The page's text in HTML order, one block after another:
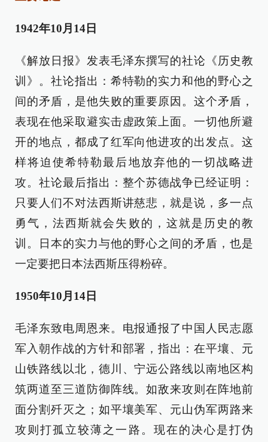
1942年10月14日
《解放日报》发表毛泽东撰写的社论《历史教
训》。社论指出：希特勒的实力和他的野心之
间的矛盾，是他失败的重要原因。这个矛盾，
表现在他采取避实击虚政策上面。一切他所避
开的地点，都成了红军向他进攻的出发点。这
样将迫使希特勒最后地放弃他的一切战略进
攻。社论最后指出：整个苏德战争已经证明：
只要人们不对法西斯讲慈悲，就是说，多一点
勇气，法西斯就会失败的，这就是历史的教
训。日本的实力与他的野心之间的矛盾，也是
一定要把日本法西斯压得粉碎。
1950年10月14日
毛泽东致电周恩来。电报通报了中国人民志愿
军入朝作战的方针和部署，指出：在平壤、元
山铁路线以北，德川、宁远公路线以南地区构
筑两道至三道防御阵线。如敌来攻则在阵地前
面分割歼灭之；如平壤美军、元山伪军两路来
攻则打孤立较薄之一路。现在的决心是打伪